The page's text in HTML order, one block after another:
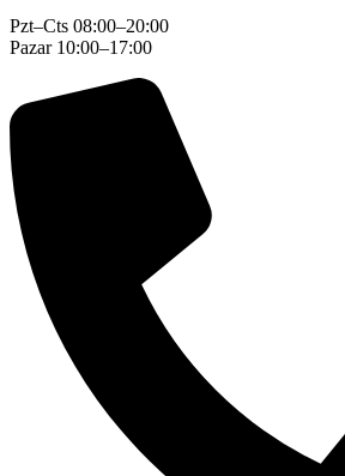
Pzt–Cts 08:00–20:00
Pazar 10:00–17:00